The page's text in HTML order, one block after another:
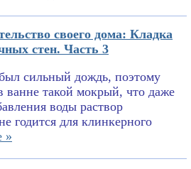
своего дома: Кладка
стен. Часть 3
сильный дождь, поэтому
ванне такой мокрый, что даже
воды раствор
годится для клинкерного
»